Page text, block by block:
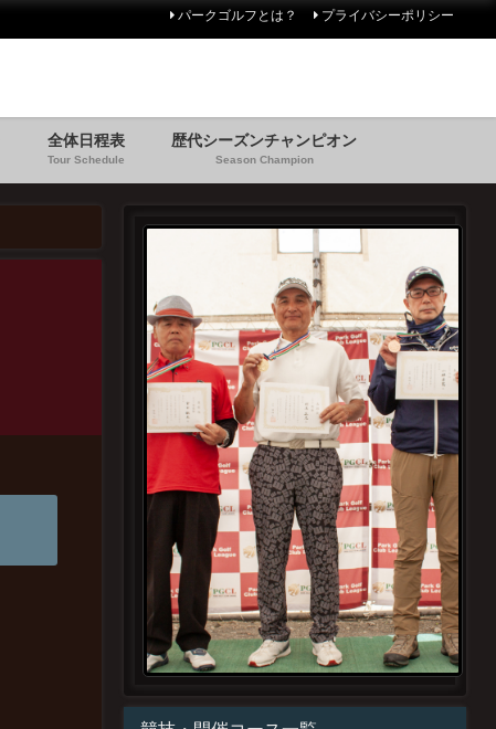
パークゴルフとは？ プライバシーポリシー
全体日程表
Tour Schedule
歴代シーズンチャンピオン
Season Champion